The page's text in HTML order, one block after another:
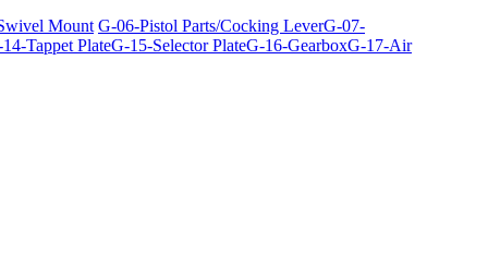
Mount G-06-Pistol Parts/Cocking LeverG-07-
Tappet PlateG-15-Selector PlateG-16-GearboxG-17-Air